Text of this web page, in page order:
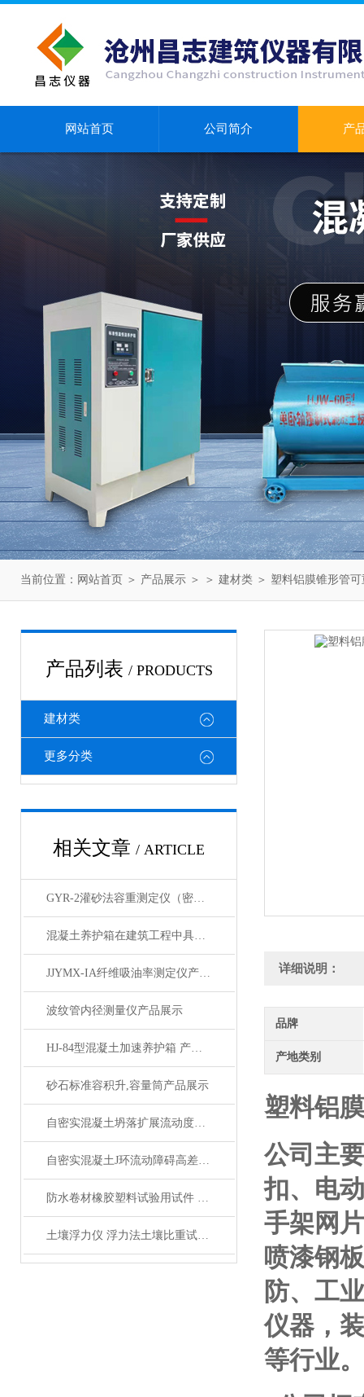
网站首页 公司简介 产
当前位置： 网站首页 ＞ 产品展示 ＞ ＞ 建材类 ＞ 塑料铝膜锥形管
产品列表 / PRODUCTS
建材类
更多分类
相关文章 / ARTICLE
GYR-2灌砂法容重测定仪（密度测定器产品展示
混凝土养护箱在建筑工程中具有重要的地位
JJYMX-IA纤维吸油率测定仪产品展示
波纹管内径测量仪产品展示
HJ-84型混凝土加速养护箱 产品展示
砂石标准容积升,容量筒产品展示
自密实混凝土坍落扩展流动度测定仪产品展示
自密实混凝土J环流动障碍高差仪产品展示
防水卷材橡胶塑料试验用试件 产品展示
土壤浮力仪 浮力法土壤比重试验仪 颗粒比重浮力仪展示
详细说明：
品牌
产地类别
塑料铝
公司主
扣、电
手架网
喷漆钢
防、工
仪器，
等行业。